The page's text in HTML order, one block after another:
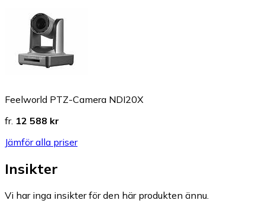
Feelworld PTZ-Camera NDI20X
fr. 12 588 kr
Jämför alla priser
Insikter
Vi har inga insikter för den här produkten ännu.